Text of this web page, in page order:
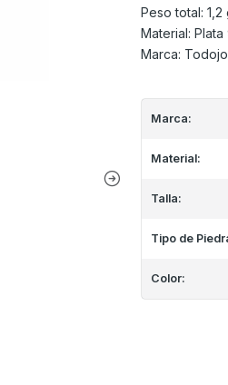
Peso total: 1,2
Material: Plata
Marca:
Marca:
Material:
Talla:
Tipo de
Color: